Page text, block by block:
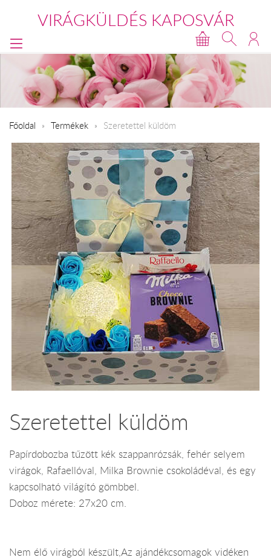
VIRÁGKÜLDÉS KAPOSVÁR
Főoldal Termékek Szeretettel küldöm
Szeretettel küldöm
Papírdobozba tűzött kék szappanrózsák, fehér selyem
virágok, Rafaellóval, Milka Brownie csokoládéval, és egy
kapcsolható világító gömbbel.
Doboz mérete: 27x20 cm.
Nem élő virágból készült,Az ajándékcsomagok vidéken